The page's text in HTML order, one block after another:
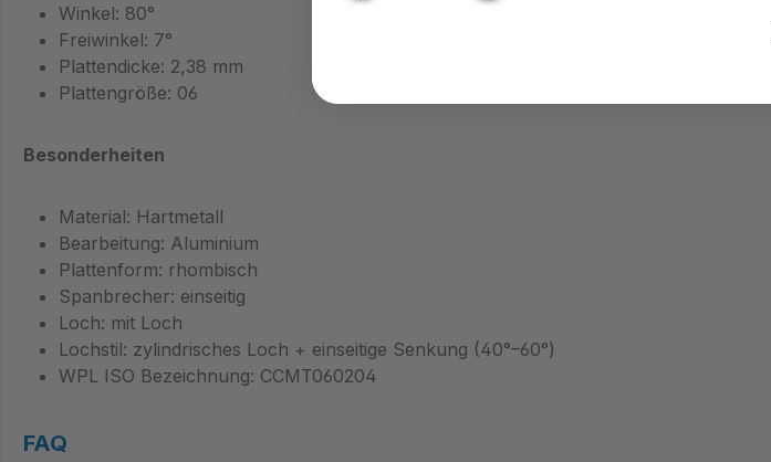
Winkel: 80°
Freiwinkel: 7°
Plattendicke: 2,38 mm
Plattengröße: 06
Besonderheiten
Material: Hartmetall
Bearbeitung: Aluminium
Plattenform: rhombisch
Spanbrecher: einseitig
Loch: mit Loch
Lochstil: zylindrisches Loch + einseitige Senkung (40°–60°)
WPL ISO Bezeichnung: CCMT060204
FAQ